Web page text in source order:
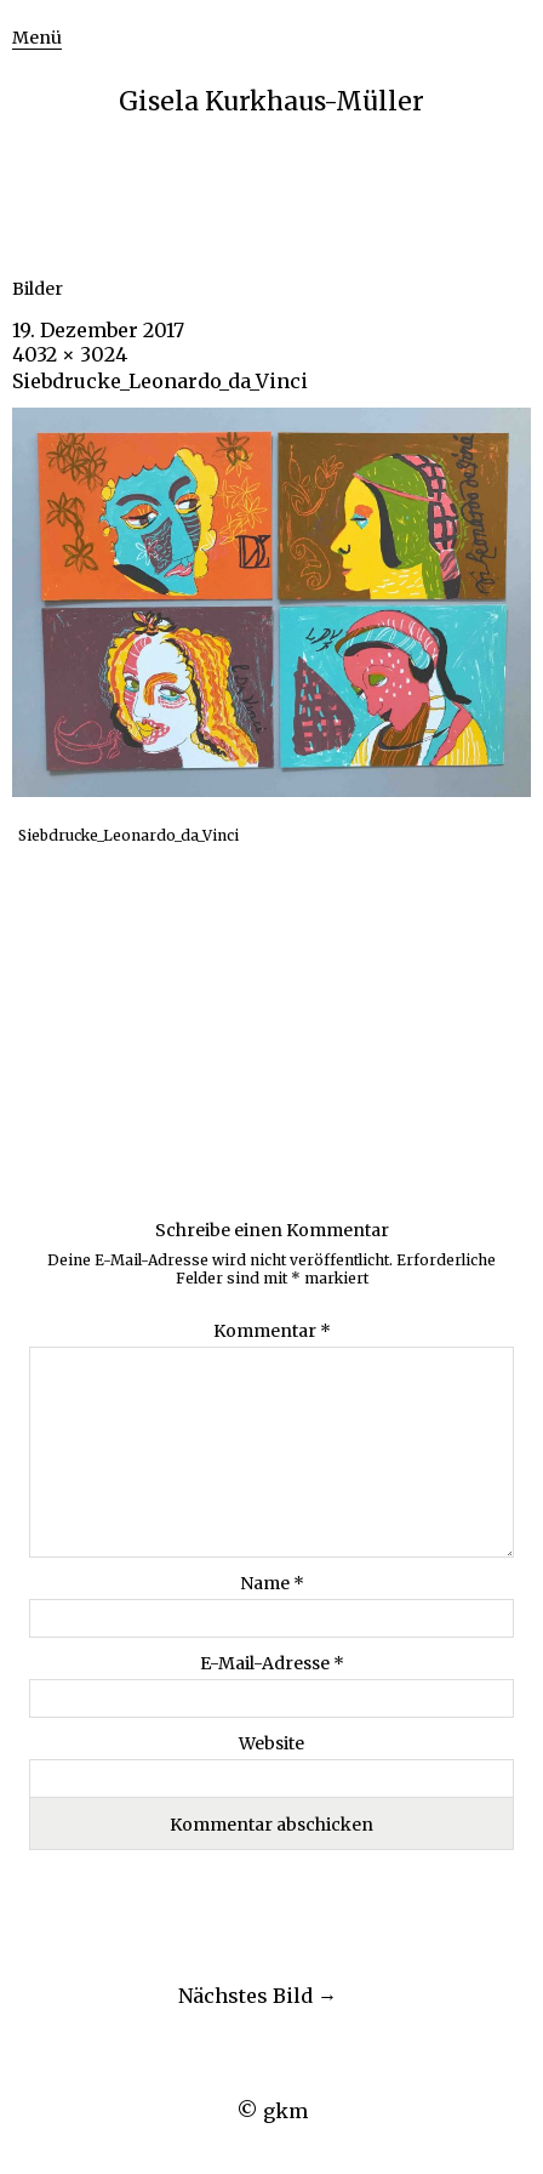
Menü
Gisela Kurkhaus-Müller
Bilder
19. Dezember 2017
4032 × 3024
Siebdrucke_Leonardo_da_Vinci
Siebdrucke_Leonardo_da_Vinci
Schreibe einen Kommentar
Deine E-Mail-Adresse wird nicht veröffentlicht. Erforderliche
Felder sind mit * markiert
Kommentar *
Name *
E-Mail-Adresse *
Website
Nächstes Bild
© gkm